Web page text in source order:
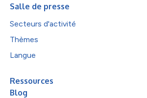
Salle de presse
Secteurs d'activité
Thèmes
Langue
Ressources
Blog